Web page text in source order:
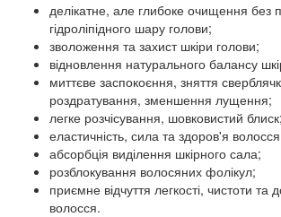
делікатне, але глибоке очищення без
гідроліпідного шару голови;
зволоження та захист шкіри голови;
відновлення натурального балансу
миттєве заспокоєння, зняття
роздратування, зменшення лущення;
легке розчісування, шовковистий блиск;
еластичність, сила та здоров'я
абсорбція виділення шкірного сала;
розблокування волосяних фолікул;
приємне відчуття легкості, чистоти та
волосся.